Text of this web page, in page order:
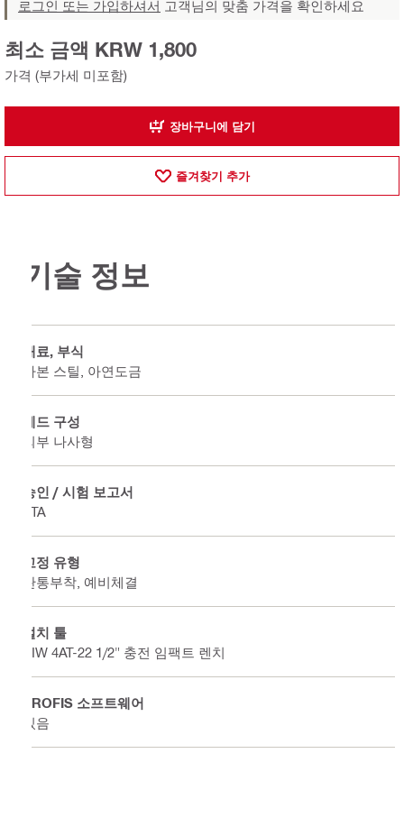
로그인 또는 가입하셔서 고객님의 맞춤 가격을 확인하세요
가격 (부가세 미포함)
최소 금액 KRW 1,800
장바구니에 담기
즐겨찾기 추가
기술 정보
재료, 부식
카본 스틸, 아연도금
헤드 구성
외부 나사형
승인 / 시험 보고서
ETA
고정 유형
관통부착, 예비체결
설치 툴
SIW 4AT-22 1/2" 충전 임팩트 렌치
PROFIS 소프트웨어
있음